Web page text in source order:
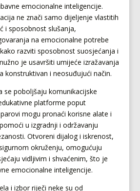
emocionalne inteligencije.
ne znači samo dijeljenje vlastitih
i sposobnost slušanja,
na emocionalne potrebe
razviti sposobnost suosjećanja i
je usavršiti umijeće izražavanja
konstruktivan i neosuđujući način.
se poboljšaju komunikacijske
platforme poput
mogu pronaći korisne alate i
u izgradnji i održavanju
Otvoreni dijalog i iskrenost,
okruženju, omogućuju
vidljivim i shvaćenim, što je
emocionalne inteligencije.
i izbor riječi neke su od